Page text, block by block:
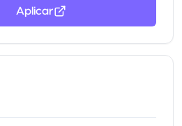
Aplicar